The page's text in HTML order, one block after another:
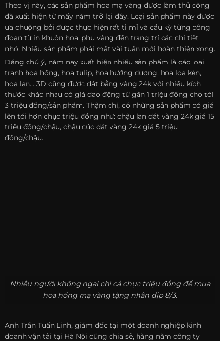
Theo vị này, các sản phẩm hoa mạ vàng được làm thủ công
đã xuất hiện từ mấy năm trở lại đây. Loại sản phẩm này được
ưa chuộng bởi được thực hiện rất tỉ mỉ và cầu kỳ từng công
đoạn từ in khuôn hoa, phủ vàng đến trang trí các chi tiết
nhỏ. Nhiều sản phẩm phải mất vài tuần mới hoàn thiện xong.
Đáng chú ý, năm nay xuất hiện nhiều sản phẩm là các loại
tranh hoa hồng, hoa tulip, hoa hướng dương, hoa loa kèn,
hoa lan… 3D cũng được dát bằng vàng 24k với nhiều kích
thước khác nhau có giá dao động từ gần 1 triệu đồng cho tới
3 triệu đồng/sản phẩm. Thậm chí, có những sản phẩm có giá
lên tới hơn chục triệu đồng như: chậu lan dát vàng 24k giá 15
triệu đồng/chậu, chậu cúc dát vàng 24k giá 5 triệu
đồng/chậu.
Nhiều người không ngại chi cả chục triệu đồng để mua
hoa hồng mạ vàng tặng nhân dịp 8/3.
Anh Trần Tuấn Linh, giám đốc tại một doanh nghiệp kinh
doanh vận tải tại Hà Nội cũng chia sẻ, hàng năm công ty